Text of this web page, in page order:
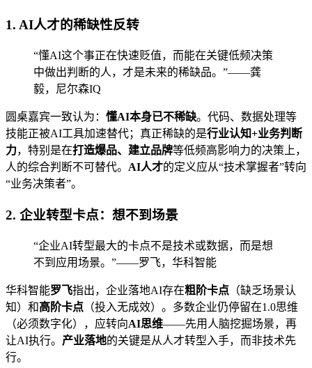
1. AI人才的稀缺性反转
“懂AI这个事正在快速贬值，而能在关键低频决策
中做出判断的人，才是未来的稀缺品。”——龚
毅，尼尔森IQ
圆桌嘉宾一致认为： 懂AI本身已不稀缺。代码、数据处理等
技能正被AI工具加速替代；真正稀缺的是行业认知+业务判断
力，特别是在打造爆品、建立品牌等低频高影响力的决策上，
人的综合判断不可替代。 AI人才的定义应从“技术掌握者”转向
“业务决策者”。
2. 企业转型卡点：想不到场景
“企业AI转型最大的卡点不是技术或数据，而是想
不到应用场景。”——罗飞，华科智能
华科智能罗飞指出，企业落地AI存在粗阶卡点 （缺乏场景认
知）和高阶卡点 （投入无成效）。多数企业仍停留在1.0思维
（必须数字化），应转向AI思维——先用人脑挖掘场景，再
让AI执行。 产业落地的关键是从人才转型入手，而非技术先
行。